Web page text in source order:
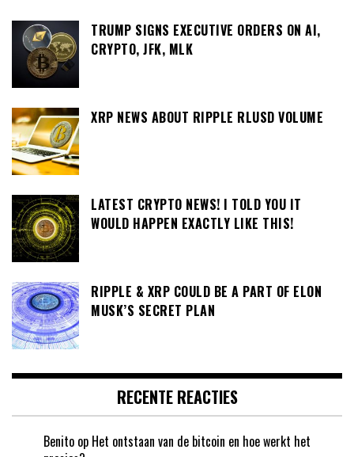
TRUMP SIGNS EXECUTIVE ORDERS ON AI,
CRYPTO, JFK, MLK
XRP NEWS ABOUT RIPPLE RLUSD VOLUME
LATEST CRYPTO NEWS! I TOLD YOU IT
WOULD HAPPEN EXACTLY LIKE THIS!
RIPPLE & XRP COULD BE A PART OF ELON
MUSK’S SECRET PLAN
RECENTE REACTIES
Benito op Het ontstaan van de bitcoin en hoe werkt het